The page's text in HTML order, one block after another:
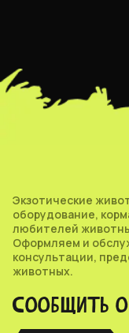
Экзотические
оборудование,
любителей
Оформляем и
консультации,
животных.
СООБЩИТЬ